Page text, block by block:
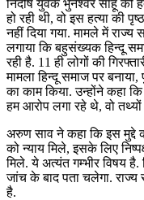
निर्दोष युवक भुनेश्वर साहू की
हो रही थी, वो इस हत्या की
नहीं दिया गया. मामले में
लगाया कि बहुसंख्यक हिन्दू
रही है. 11 ही लोगों की
मामला हिन्दू समाज पर
का काम किया. उन्होंने कहा
हम आरोप लगा रहे थे, वो
अरुण साव ने कहा कि इस मुद्दे
को न्याय मिले, इसके लिए
मिले. ये अत्यंत गम्भीर विषय है.
जांच के बाद पता चलेगा. राज्य
है.